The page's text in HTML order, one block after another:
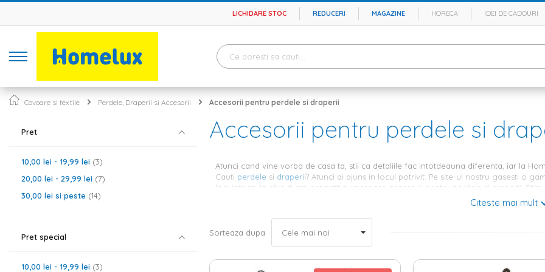
LICHIDARE STOC REDUCERI MAGAZINE HORECA IDEI DE CADOURI
Covoare si textile Perdele, Draperii si Accesorii Accesorii pentru perdele si draperii
Accesorii pentru perdele si
Atunci cand vine vorba de casa ta, stii ca detaliile fac intotdeauna diferenta, iar la
Cauti perdele si draperii? Atunci ai ajuns in locul potrivit. Pe site-ul nostru gasesti o
locuinta ta. In plus, ti-am pregatit numeroase accesorii pentru perdele si draperii.
ne-am asigurat ca oferta noastra se potriveste cu orice stil de amenajare si iti pune
Accesorii pentru draperii si perdele - varietate
In functie de preferintele tale, dar si de paleta cromatica abordata in fiecare
pentru perdele si draperii potrivite pentru fiecare stil de amenajare. In plus, oferta
Citeste mai mult
Sorteaza dupa
Pret
10,00 lei - 19,99 lei
3
20,00 lei - 29,99 lei
7
30,00 lei si peste 14
Pret special
10,00 lei - 19,99 lei
3